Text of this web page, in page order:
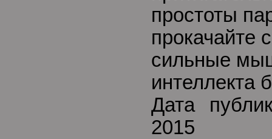
простоты
прокачайте
сильные
Дата
2015